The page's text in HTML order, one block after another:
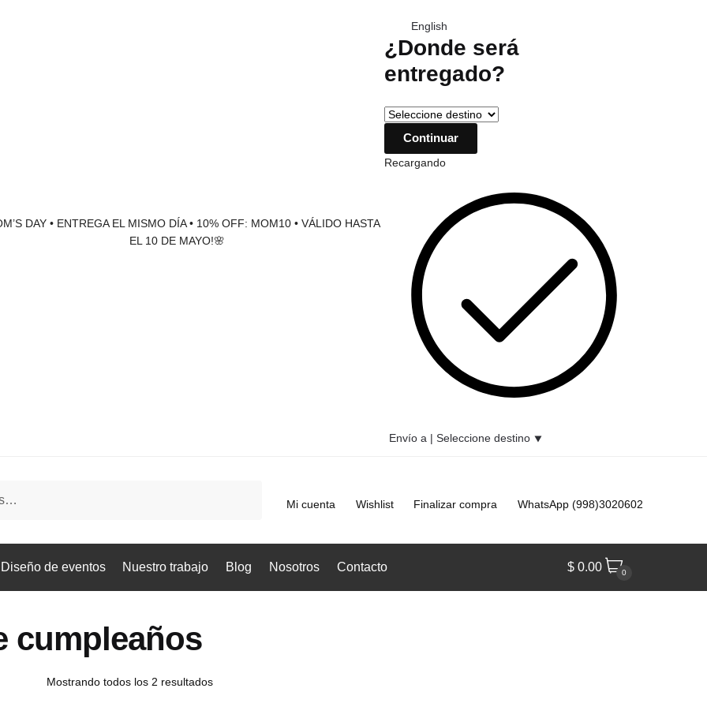
DAY • ENTREGA EL MISMO DÍA • 10% OFF: MOM10 • VÁLIDO HASTA
EL 10 DE MAYO!🌸
English
¿Donde será
entregado?
Recargando
Envío a |Seleccione destino ⯆
Mi cuenta Wishlist Finalizar compra WhatsApp (998)3020602
de eventos Nuestro trabajo Blog Nosotros Contacto $ 0.00 0
cumpleaños
Mostrando todos los 2 resultados